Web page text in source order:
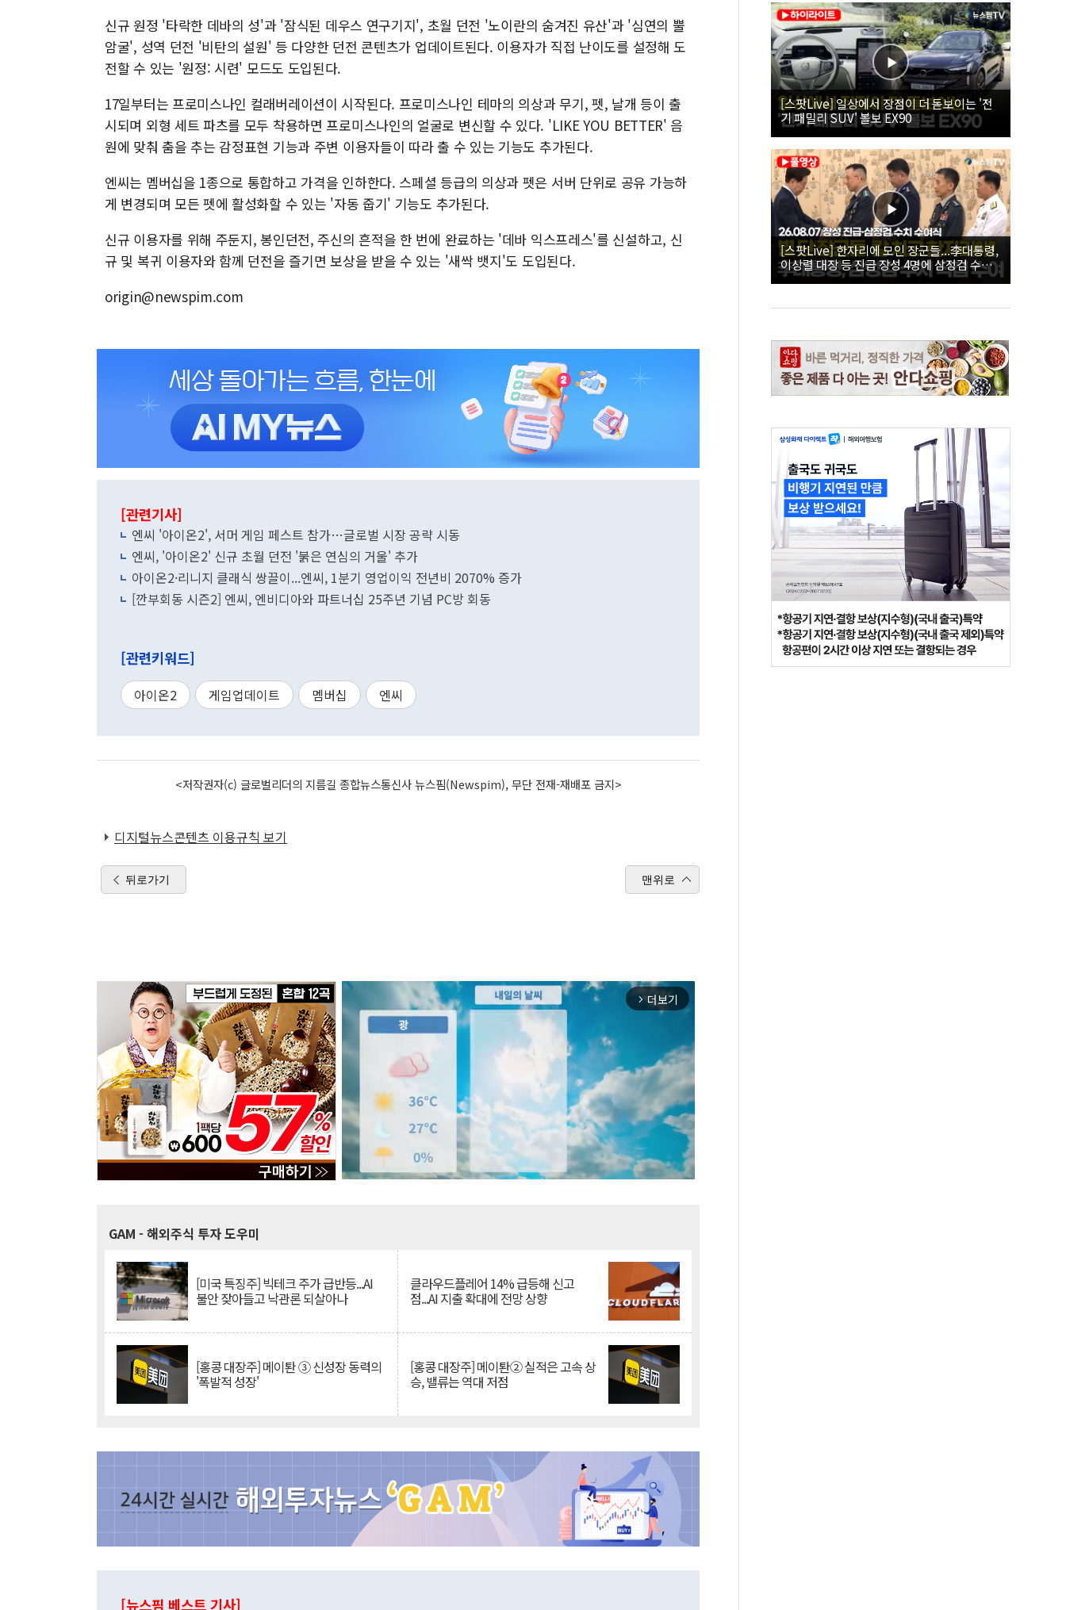
신규 원정 '타락한 데바의 성'과 '잠식된 데우스 연구기지', 초월 던전 '노이란의 숨겨진 유산'과 '심연의 뿔
암굴', 성역 던전 '비탄의 설원' 등 다양한 던전 콘텐츠가 업데이트된다. 이용자가 직접 난이도를 설정해 도
전할 수 있는 '원정: 시련' 모드도 도입된다.
17일부터는 프로미스나인 컬래버레이션이 시작된다. 프로미스나인 테마의 의상과 무기, 펫, 날개 등이 출
시되며 외형 세트 파츠를 모두 착용하면 프로미스나인의 얼굴로 변신할 수 있다. 'LIKE YOU BETTER' 음
원에 맞춰 춤을 추는 감정표현 기능과 주변 이용자들이 따라 출 수 있는 기능도 추가된다.
엔씨는 멤버십을 1종으로 통합하고 가격을 인하한다. 스페셜 등급의 의상과 펫은 서버 단위로 공유 가능하
게 변경되며 모든 펫에 활성화할 수 있는 '자동 줍기' 기능도 추가된다.
신규 이용자를 위해 주둔지, 봉인던전, 주신의 흔적을 한 번에 완료하는 '데바 익스프레스'를 신설하고, 신
규 및 복귀 이용자와 함께 던전을 즐기면 보상을 받을 수 있는 '새싹 뱃지'도 도입된다.
origin@newspim.com
[관련기사]
엔씨 '아이온2', 서머 게임 페스트 참가…글로벌 시장 공략 시동
엔씨, '아이온2' 신규 초월 던전 '붉은 연심의 거울' 추가
아이온2·리니지 클래식 쌍끌이...엔씨, 1분기 영업이익 전년비 2070% 증가
[깐부회동 시즌2] 엔씨, 엔비디아와 파트너십 25주년 기념 PC방 회동
[관련키워드]
아이온2 게임업데이트 멤버십 엔씨
<저작권자(c) 글로벌리더의 지름길 종합뉴스통신사 뉴스핌(Newspim), 무단 전재-재배포 금지>
디지털뉴스콘텐츠 이용규칙 보기
뒤로가기 맨위로
arrow_forward_ios 더보기
GAM - 해외주식 투자 도우미
[미국 특징주] 빅테크 주가 급반등...AI
불안 잦아들고 낙관론 되살아나
클라우드플레어 14% 급등해 신고
점...AI 지출 확대에 전망 상향
[홍콩 대장주] 메이퇀 ③ 신성장 동력의
'폭발적 성장'
[홍콩 대장주] 메이퇀② 실적은 고속 상
승, 밸류는 역대 저점
[뉴스핌 베스트 기사]
[스팟Live] 일상에서 장점이 더 돋보이는 '전
기 패밀리 SUV' 볼보 EX90
[스팟Live] 한자리에 모인 장군들...李대통령,
이상렬 대장 등 진급 장성 4명에 삼정검 수치
직접 수여｜26.08.07 장성 진급·삼정검 수치